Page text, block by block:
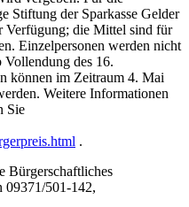
Stiftung der Sparkasse Gelder
Verfügung; die Mittel sind für
Einzelpersonen werden nicht
Vollendung des 16.
können im Zeitraum 4. Mai
Weitere Informationen
Sie
.
Bürgerschaftliches
09371/501-142,